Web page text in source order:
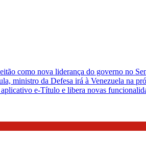
como nova liderança do governo no
ministro da Defesa irá à Venezuela na
e-Título e libera novas